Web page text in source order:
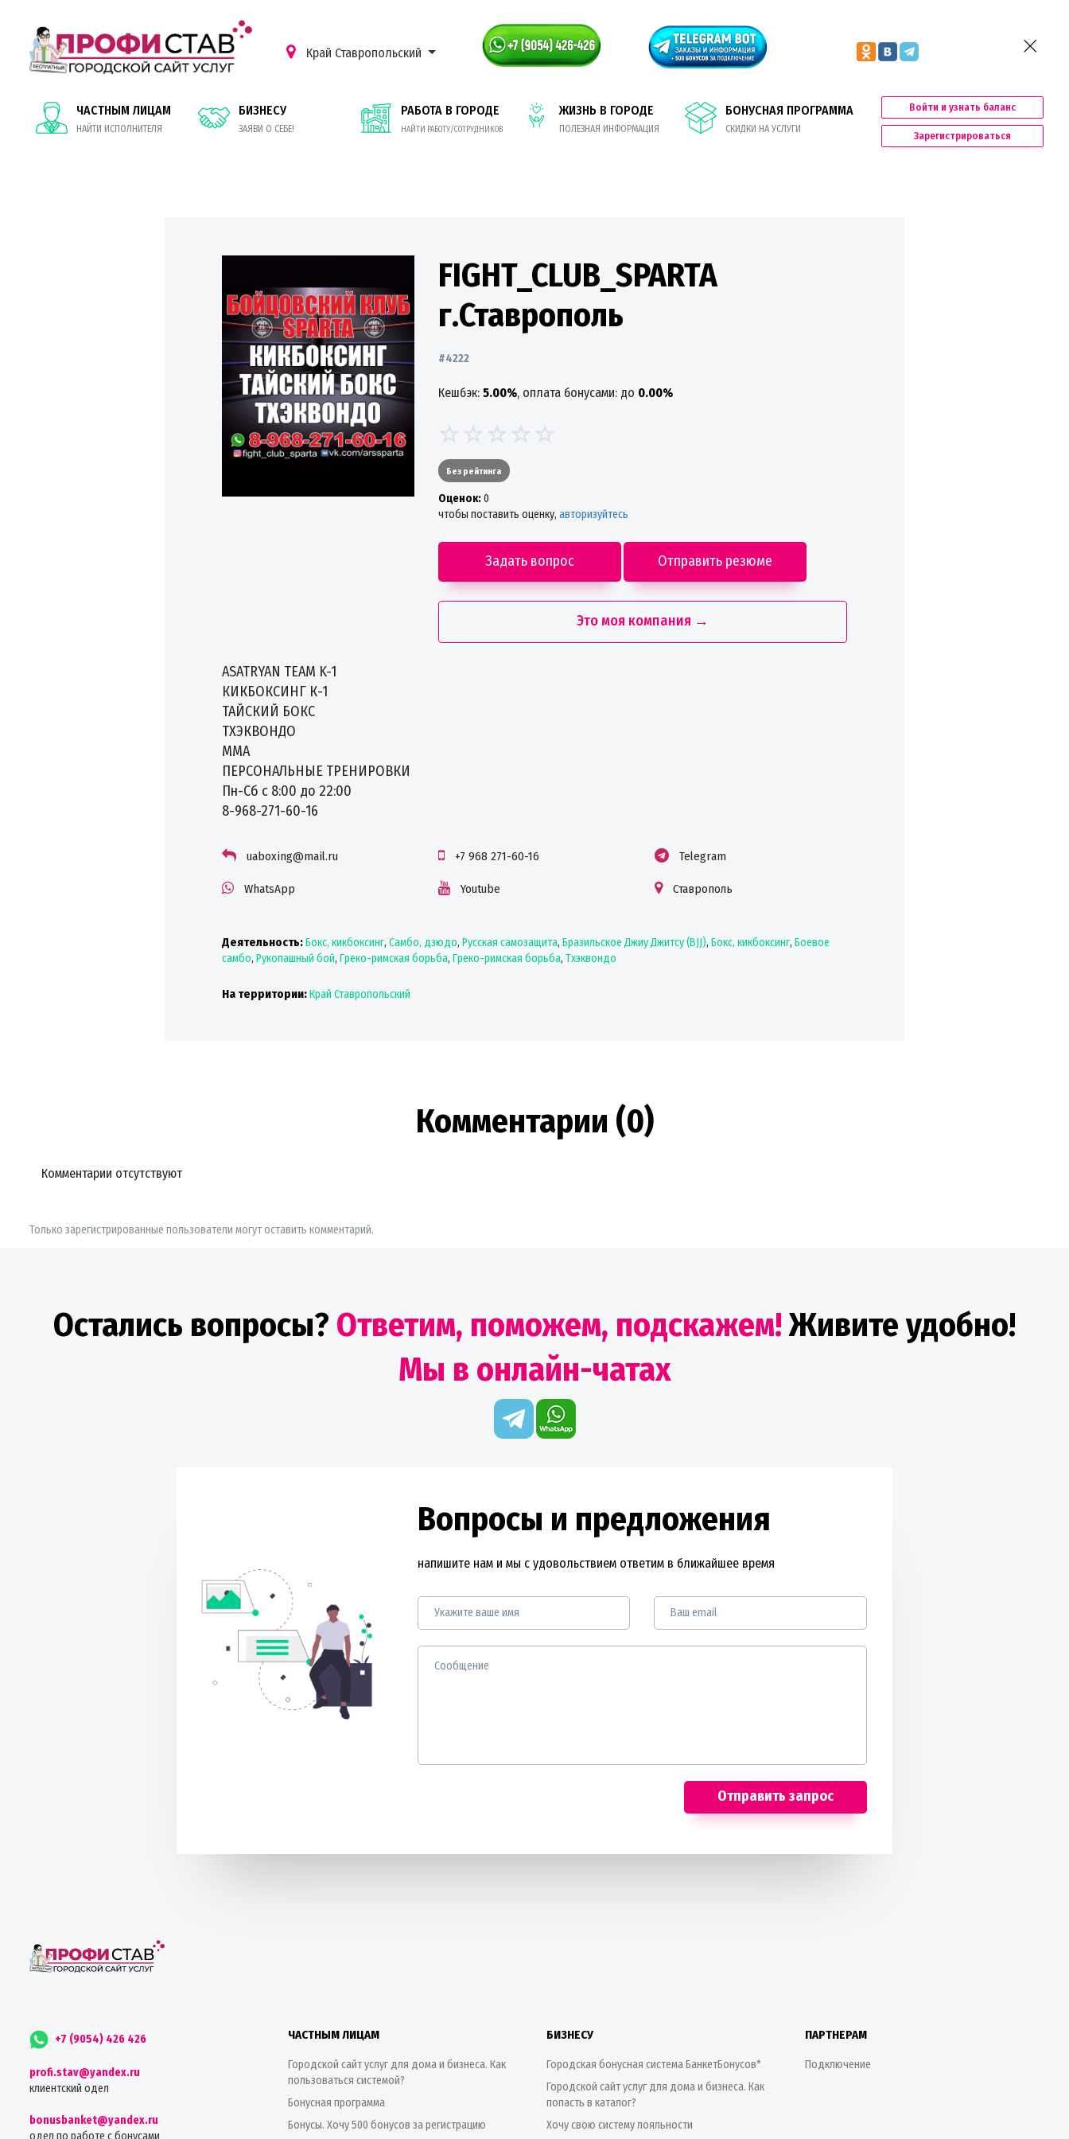
Край Ставропольский
ЧАСТНЫМ ЛИЦАМ
НАЙТИ ИСПОЛНИТЕЛЯ
БИЗНЕСУ
ЗАЯВИ О СЕБЕ!
РАБОТА В ГОРОДЕ
НАЙТИ РАБОТУ/СОТРУДНИКОВ
ЖИЗНЬ В ГОРОДЕ
ПОЛЕЗНАЯ ИНФОРМАЦИЯ
БОНУСНАЯ ПРОГРАММА
СКИДКИ НА УСЛУГИ
Войти и узнать баланс
Зарегистрироваться
FIGHT_CLUB_SPARTA
г.Ставрополь
#4222
Кешбэк: 5.00%, оплата бонусами: до 0.00%
Без рейтинга
Oценок:0
чтобы поставить оценку, авторизуйтесь
Задать вопрос Отправить резюме
Это моя компания →
ASATRYAN TEAM K-1
КИКБОКСИНГ К-1
ТАЙСКИЙ БОКС
ТХЭКВОНДО
ММА
ПЕРСОНАЛЬНЫЕ ТРЕНИРОВКИ
Пн-Сб с 8:00 до 22:00
️8-968-271-60-16
uaboxing@mail.ru +7 968 271-60-16 Telegram
WhatsApp Youtube Ставрополь
Деятельность:Бокс, кикбоксинг, Самбо, дзюдо, Русская самозащита, Бразильское Джиу Джитсу (BJJ), Бокс, кикбоксинг, Боевое
самбо, Рукопашный бой, Греко-римская борьба, Греко-римская борьба, Тхэквондо
На территории:Край Ставропольский
Комментарии (0)
Комментарии отсутствуют
Только зарегистрированные пользователи могут оставить комментарий.
Остались вопросы? Ответим, поможем, подскажем!Живите удобно!
Мы в онлайн-чатах
Вопросы и предложения
напишите нам и мы с удовольствием ответим в ближайшее время
Отправить запрос
+7 (9054) 426 426
profi.stav@yandex.ru
клиентский одел
bonusbanket@yandex.ru
ЧАСТНЫМ ЛИЦАМ
Городской сайт услуг для дома и бизнеса. Как
пользоваться системой?
Бонусная программа
Бонусы. Хочу 500 бонусов за регистрацию
БИЗНЕСУ
Городская бонусная система БанкетБонусов*
Городской сайт услуг для дома и бизнеса. Как
попасть в каталог?
Хочу свою систему лояльности
ПАРТНЕРАМ
Подключение